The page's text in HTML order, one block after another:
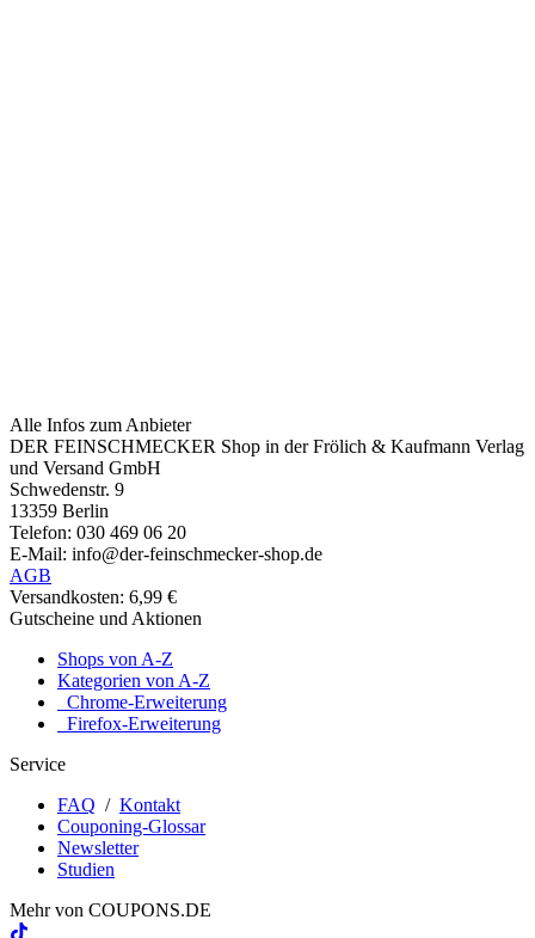
Alle Infos zum Anbieter
DER FEINSCHMECKER Shop in der Frölich & Kaufmann Verlag
und Versand GmbH
Schwedenstr. 9
13359 Berlin
Telefon: 030 469 06 20
E-Mail: info@der-feinschmecker-shop.de
AGB
Versandkosten: 6,99 €
Gutscheine und Aktionen
Shops von A-Z
Kategorien von A-Z
Chrome-Erweiterung
Firefox-Erweiterung
Service
FAQ / Kontakt
Couponing-Glossar
Newsletter
Studien
Mehr von COUPONS.DE